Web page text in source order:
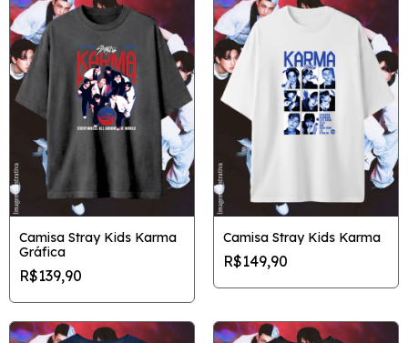
Camisa Stray Kids Karma
Gráfica
R$139,90
Camisa Stray Kids Karma
R$149,90